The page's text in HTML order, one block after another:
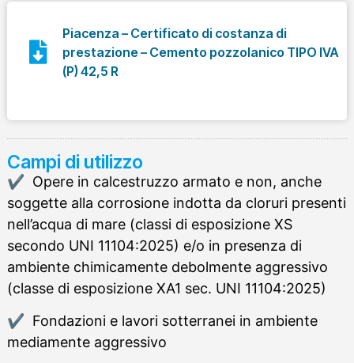
Piacenza – Certificato di costanza di
prestazione – Cemento pozzolanico TIPO IVA
(P) 42,5 R
Campi di utilizzo
Opere in calcestruzzo armato e non, anche
soggette alla corrosione indotta da cloruri presenti
nell’acqua di mare (classi di esposizione XS
secondo UNI 11104:2025) e/o in presenza di
ambiente chimicamente debolmente aggressivo
(classe di esposizione XA1 sec. UNI 11104:2025)
Fondazioni e lavori sotterranei in ambiente
mediamente aggressivo